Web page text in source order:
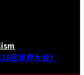
回世界大会〉